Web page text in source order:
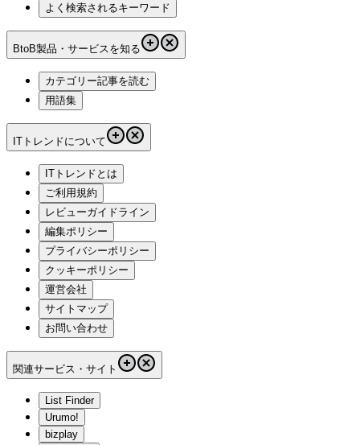
よく検索されるキーワード
BtoB製品・サービスを知る
カテゴリー記事を読む
用語集
ITトレンドについて
ITトレンドとは
ご利用規約
レビューガイドライン
編集ポリシー
プライバシーポリシー
クッキーポリシー
運営会社
サイトマップ
お問い合わせ
関連サービス・サイト
List Finder
Urumo!
bizplay